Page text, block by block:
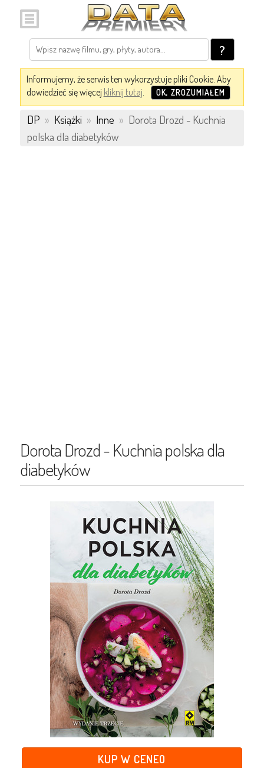
?
Informujemy, że serwis ten wykorzystuje pliki Cookie. Aby
dowiedzieć się więcej kliknij tutaj. OK, ZROZUMIAŁEM
DP » Książki » Inne » Dorota Drozd - Kuchnia
polska dla diabetyków
Dorota Drozd - Kuchnia polska dla
diabetyków
KUP W CENEO